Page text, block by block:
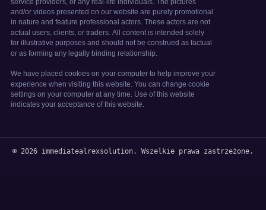
© 2026 immediatealrexsolution. Wszelkie prawa zastrzeżone.